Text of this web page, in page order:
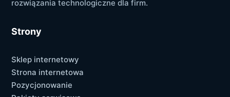
rozwiązania technologiczne dla firm.
Strony
Sklep internetowy
Strona internetowa
Pozycjonowanie